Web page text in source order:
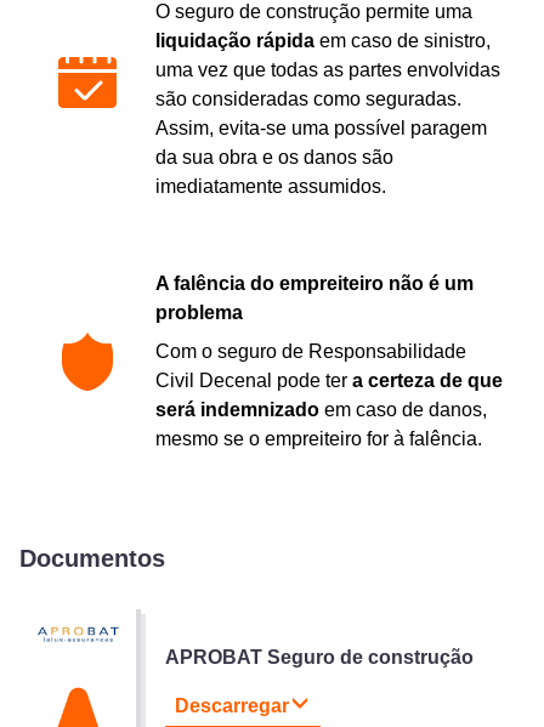
O seguro de construção permite uma
liquidação rápida em caso de sinistro,
uma vez que todas as partes envolvidas
são consideradas como seguradas.
Assim, evita-se uma possível paragem
da sua obra e os danos são
imediatamente assumidos.
A falência do empreiteiro não é um
problema
Com o seguro de Responsabilidade
Civil Decenal pode ter a certeza de que
será indemnizado em caso de danos,
mesmo se o empreiteiro for à falência.
Documentos
APROBAT Seguro de construção
Descarregar